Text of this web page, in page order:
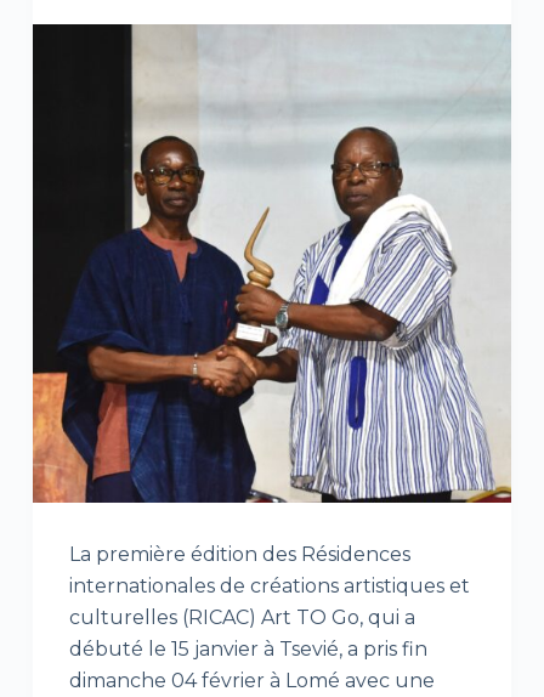
La première édition des Résidences
internationales de créations artistiques et
culturelles (RICAC) Art TO Go, qui a
débuté le 15 janvier à Tsevié, a pris fin
dimanche 04 février à Lomé avec une